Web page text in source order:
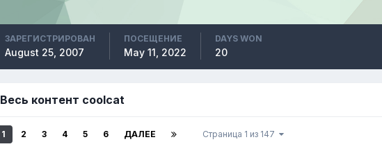
ЗАРЕГИСТРИРОВАН
August 25, 2007
ПОСЕЩЕНИЕ
May 11, 2022
DAYS WON
20
Весь контент coolcat
1 2 3 4 5 6 ДАЛЕЕ Страница 1 из 147